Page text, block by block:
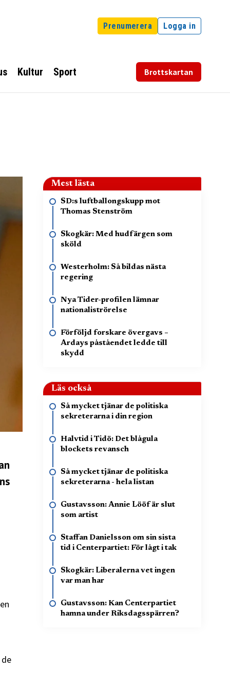
Prenumerera Logga in
Kultur Sport Brottskartan
Mest lästa
SD:s luftballongskupp mot
Thomas Stenström
Skogkär: Med hudfärgen som
sköld
Westerholm: Så bildas nästa
regering
Nya Tider-profilen lämnar
nationaliströrelse
Förföljd forskare övergavs –
Ardays påståendet ledde till
skydd
Läs också
Så mycket tjänar de politiska
sekreterarna i din region
Halvtid i Tidö: Det blågula
blockets revansch
Så mycket tjänar de politiska
sekreterarna - hela listan
Gustavsson: Annie Lööf är slut
som artist
Staffan Danielsson om sin sista
tid i Centerpartiet: För lågt i tak
Skogkär: Liberalerna vet ingen
var man har
Gustavsson: Kan Centerpartiet
hamna under Riksdagsspärren?